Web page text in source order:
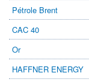
0
VALORISATION
0,0000
Pétrole Brent
CAC 40
Or
HAFFNER ENERGY